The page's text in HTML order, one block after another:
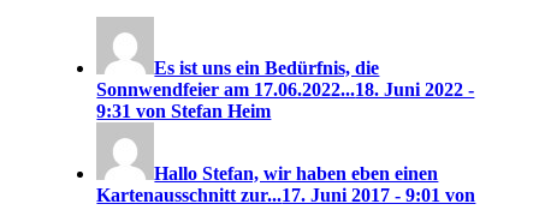
Es ist uns ein Bedürfnis, die
Sonnwendfeier am 17.06.2022...18. Juni 2022 -
9:31 von Stefan Heim
Hallo Stefan, wir haben eben einen
Kartenausschnitt zur...17. Juni 2017 - 9:01 von